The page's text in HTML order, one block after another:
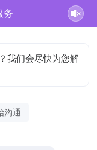
务
我们会尽快为您解
沟通